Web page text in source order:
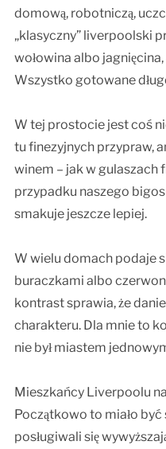
domową, robotniczą,
„klasyczny” liverpoolski
wołowina albo
Wszystko gotowane
W tej prostocie jest coś
tu finezyjnych przypraw,
winem – jak w gulaszach
przypadku naszego
smakuje jeszcze lepiej.
W wielu domach podaje
buraczkami albo
kontrast sprawia, że
charakteru. Dla mnie to
nie był miastem
Mieszkańcy Liverpoolu
Początkowo to miało
posługiwali się